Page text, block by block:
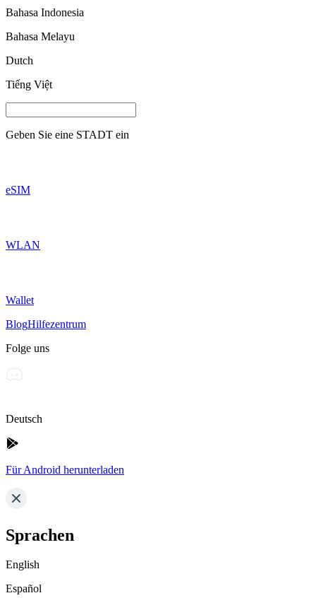
Bahasa Indonesia
Bahasa Melayu
Dutch
Tiếng Việt
Geben Sie eine STADT ein
eSIM
WLAN
Wallet
BlogHilfezentrum
Folge uns
Deutsch
Für Android herunterladen
Sprachen
English
Español